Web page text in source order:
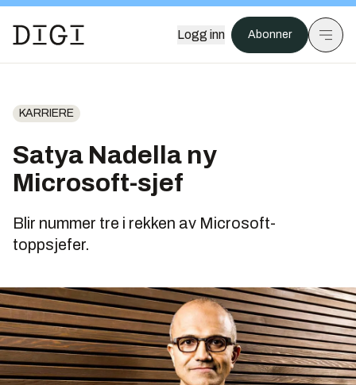
Logg inn Abonner
KARRIERE
Satya Nadella ny
Microsoft-sjef
Blir nummer tre i rekken av Microsoft-
toppsjefer.